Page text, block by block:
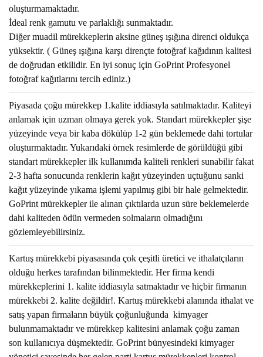
oluşturmamaktadır.
İdeal renk gamutu ve parlaklığı sunmaktadır.
Diğer muadil mürekkeplerin aksine güneş ışığına direnci oldukça
yüksektir. ( Güneş ışığına karşı dirençte fotoğraf kağıdının kalitesi
de doğrudan etkilidir. En iyi sonuç için GoPrint Profesyonel
fotoğraf kağıtlarını tercih ediniz.)
Piyasada çoğu mürekkep 1.kalite iddiasıyla satılmaktadır. Kaliteyi
anlamak için uzman olmaya gerek yok. Standart mürekkepler şişe
yüzeyinde veya bir kaba dökülüp 1-2 gün beklemede dahi tortular
oluşturmaktadır. Yukarıdaki örnek resimlerde de görüldüğü gibi
standart mürekkepler ilk kullanımda kaliteli renkleri sunabilir fakat
2-3 hafta sonucunda renklerin kağıt yüzeyinden uçtuğunu sanki
kağıt yüzeyinde yıkama işlemi yapılmış gibi bir hale gelmektedir.
GoPrint mürekkepler ile alınan çıktılarda uzun süre beklemelerde
dahi kaliteden ödün vermeden solmaların olmadığını
gözlemleyebilirsiniz.
Kartuş mürekkebi piyasasında çok çeşitli üretici ve ithalatçıların
olduğu herkes tarafından bilinmektedir. Her firma kendi
mürekkeplerini 1. kalite iddiasıyla satmaktadır ve hiçbir firmanın
mürekkebi 2. kalite değildir!. Kartuş mürekkebi alanında ithalat ve
satış yapan firmaların büyük çoğunluğunda kimyager
bulunmamaktadır ve mürekkep kalitesini anlamak çoğu zaman
son kullanıcıya düşmektedir. GoPrint bünyesindeki kimyager